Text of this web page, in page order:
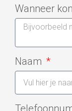
Wanneer
Naam